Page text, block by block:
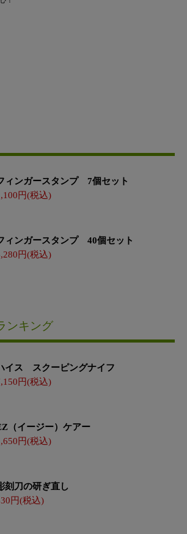
ィンガースタンプ 7個セット
ィンガースタンプ 40個セット
ンキング
イス スクーピングナイフ
（イージー）ケアー
刻刀の研ぎ直し